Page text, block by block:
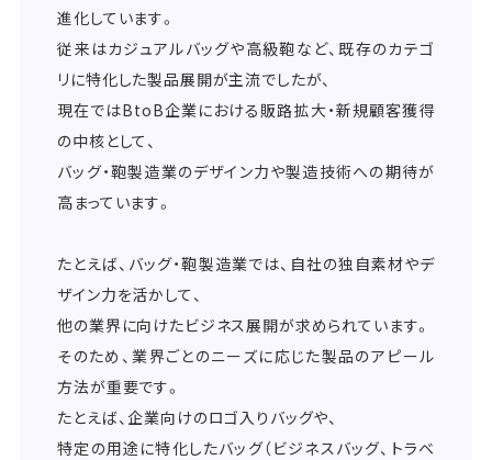
進化しています。
従来はカジュアルバッグや高級鞄など、既存のカテゴ
リに特化した製品展開が主流でしたが、
現在ではBtoB企業における販路拡大・新規顧客獲得
の中核として、
バッグ・鞄製造業のデザイン力や製造技術への期待が
高まっています。
たとえば、バッグ・鞄製造業では、自社の独自素材やデ
ザイン力を活かして、
他の業界に向けたビジネス展開が求められています。
そのため、業界ごとのニーズに応じた製品のアピール
方法が重要です。
たとえば、企業向けのロゴ入りバッグや、
特定の用途に特化したバッグ（ビジネスバッグ、トラベ